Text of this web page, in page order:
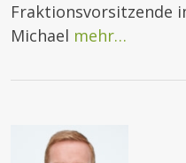
Fraktionsvorsitzende
Michael mehr…